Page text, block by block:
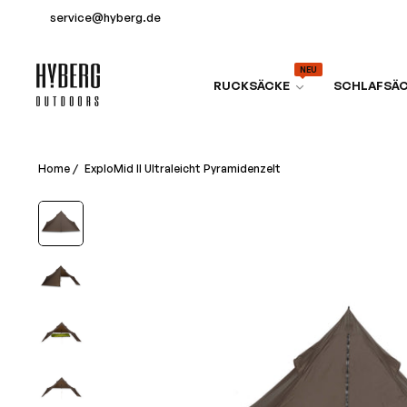
service@hyberg.de
RUCKSÄCKE
NEU
Home / ExploMid II Ultraleicht Pyramidenzelt